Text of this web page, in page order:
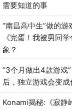
需要知道的事
“南昌高中生”做的游
《完蛋！我被男同
象？
“3个月做出4款游戏
后，独立游戏会变成
Konami揭秘:《寂静